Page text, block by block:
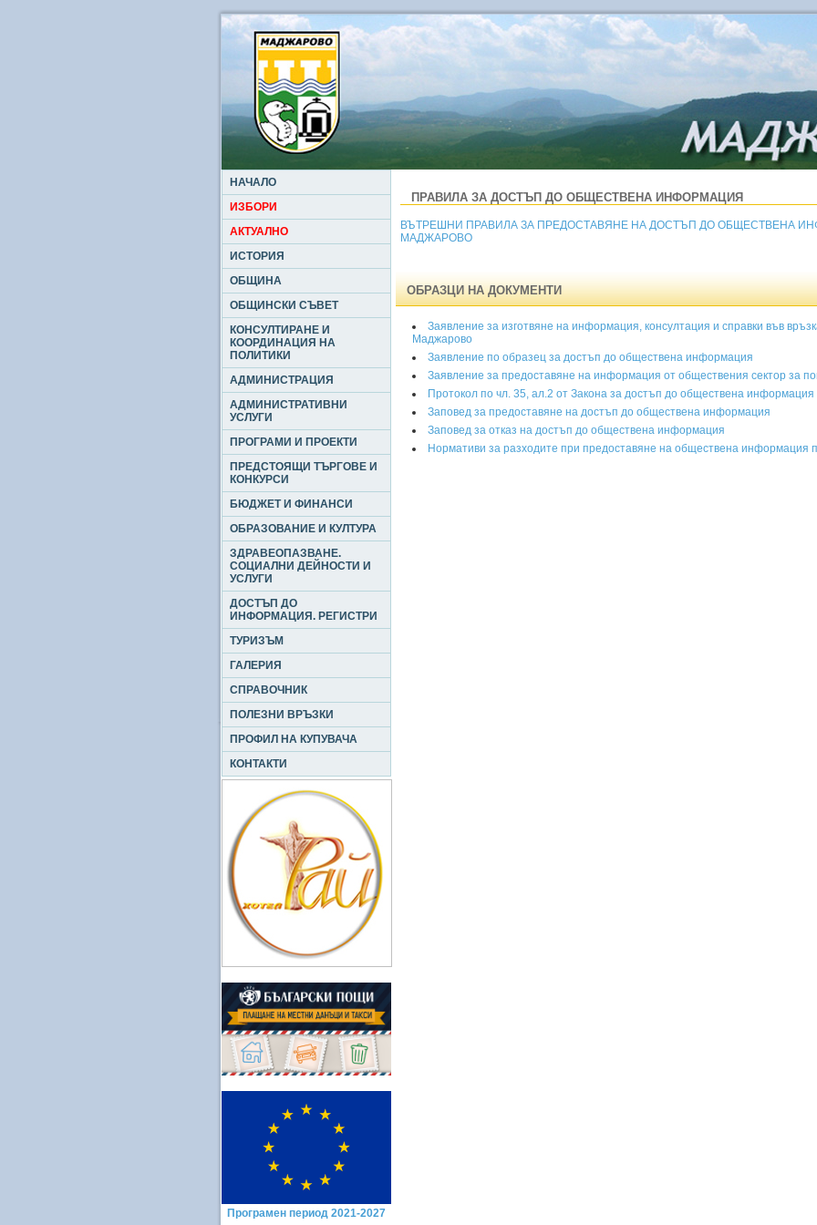
НАЧАЛО
ИЗБОРИ
АКТУАЛНО
ИСТОРИЯ
ОБЩИНА
ОБЩИНСКИ СЪВЕТ
КОНСУЛТИРАНЕ И
КООРДИНАЦИЯ НА
ПОЛИТИКИ
АДМИНИСТРАЦИЯ
АДМИНИСТРАТИВНИ
УСЛУГИ
ПРОГРАМИ И ПРОЕКТИ
ПРЕДСТОЯЩИ ТЪРГОВЕ И
КОНКУРСИ
БЮДЖЕТ И ФИНАНСИ
ОБРАЗОВАНИЕ И КУЛТУРА
ЗДРАВЕОПАЗВАНЕ.
СОЦИАЛНИ ДЕЙНОСТИ И
УСЛУГИ
ДОСТЪП ДО
ИНФОРМАЦИЯ. РЕГИСТРИ
ТУРИЗЪМ
ГАЛЕРИЯ
СПРАВОЧНИК
ПОЛЕЗНИ ВРЪЗКИ
ПРОФИЛ НА КУПУВАЧА
КОНТАКТИ
Програмен период 2021-2027
ПРАВИЛА ЗА ДОСТЪП ДО ОБЩЕСТВЕНА ИНФОРМАЦИЯ
ВЪТРЕШНИ ПРАВИЛА ЗА ПРЕДОСТАВЯНЕ НА ДОСТЪП ДО ОБЩЕСТВЕНА
МАДЖАРОВО
ОБРАЗЦИ НА ДОКУМЕНТИ
Заявление за изготвяне на информация, консултация и справки във
Маджарово
Заявление по образец за достъп до обществена информация
Заявление за предоставяне на информация от обществения сектор за
Протокол по чл. 35, ал.2 от Закона за достъп до обществена информация
Заповед за предоставяне на достъп до обществена информация
Заповед за отказ на достъп до обществена информация
Нормативи за разходите при предоставяне на обществена информация